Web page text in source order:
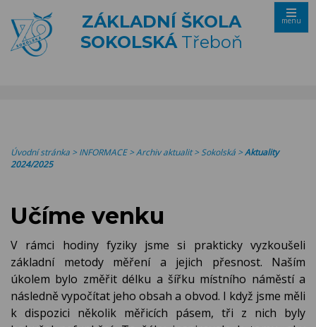
ZÁKLADNÍ ŠKOLA
SOKOLSKÁTřeboň
menu
Úvodní stránka >INFORMACE>Archiv aktualit>Sokolská >Aktuality
2024/2025
Učíme venku
V rámci hodiny fyziky jsme si prakticky vyzkoušeli
základní metody měření a jejich přesnost. Naším
úkolem bylo změřit délku a šířku místního náměstí a
následně vypočítat jeho obsah a obvod. I když jsme měli
k dispozici několik měřicích pásem, tři z nich byly